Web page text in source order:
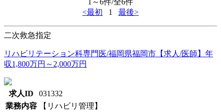
<最初
1 最後>
二次救急指定
リハビリテーション科専門医/福岡県福岡市【求人/医師】年
収1,800万円～2,000万円
求人ID
031332
業務内容
【リハビリ管理】